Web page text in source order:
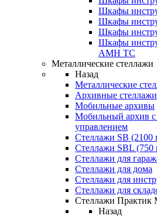
Шкафы
Шкафы
Шкафы
Шкафы
AMH TC
Металлические стеллажи
Назад
Металлические
Архивные стеллажи
Мобильные архивы
Мобильный архив
управлением
Стеллажи SB (2100
Стеллажи SBL (750
Стеллажи для
Стеллажи для дома
Стеллажи для
Стеллажи для
Стеллажи Практик
Назад